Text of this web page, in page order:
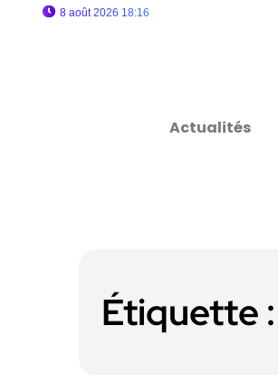
8 août 2026 18:16
Actualités
Étiquette :